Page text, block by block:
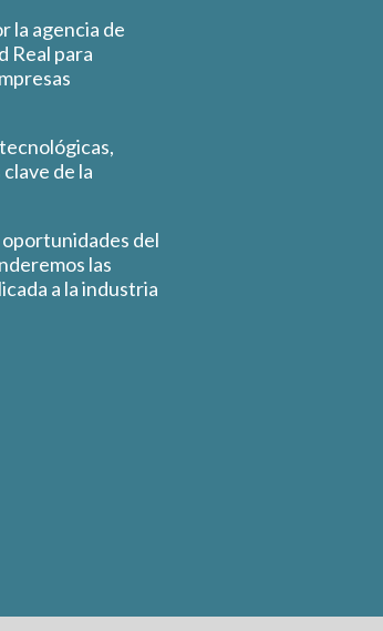
la agencia de
Real para
de la
del
las
a la industria